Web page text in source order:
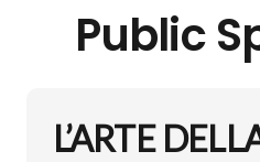
Public
L’ARTE